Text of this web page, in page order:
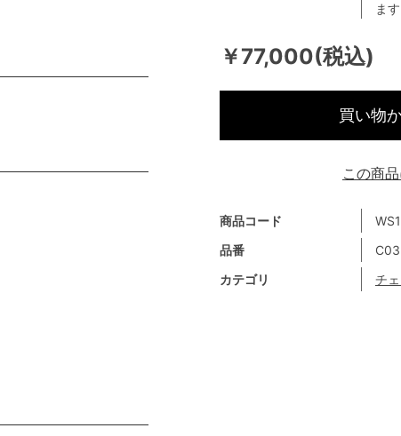
￥77,000(税込)
商品コード
品番
カテゴリ
チ
ます
買い物
この商